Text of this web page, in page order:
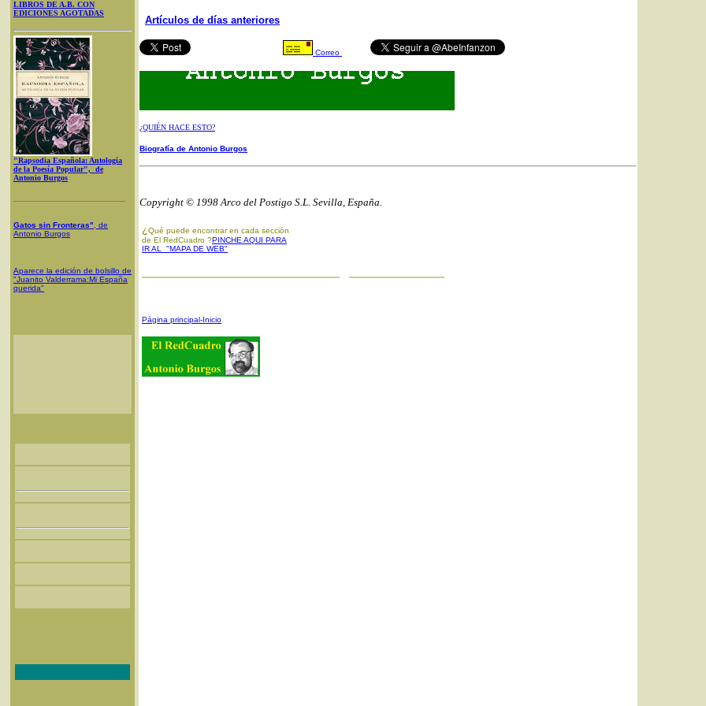
LIBROS DE A.B. CON
EDICIONES AGOTADAS
"Rapsodia Española: Antología
de la Poesía Popular", de
Antonio Burgos
Gatos sin Fronteras" , de
Antonio Burgos
Aparece la edición de bolsillo de
"Juanito Valderrama:Mi España
querida"
Artículos de días anteriores
Correo
¿QUIÉN HACE ESTO?
Biografía de Antonio Burgos
Copyright © 1998 Arco del Postigo S.L. Sevilla, España.
¿ Qué puede encontrar en cada sección
de El RedCuadro ?PINCHE AQUI PARA
IR AL "MAPA DE WEB"
Página principal-Inicio